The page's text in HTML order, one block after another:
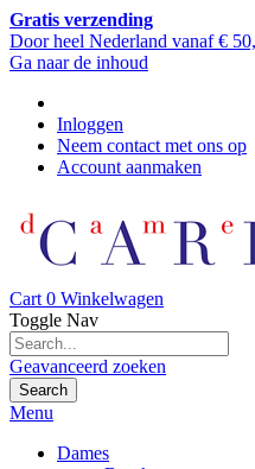
Gratis verzending
Door heel Nederland vanaf €
Ga naar de inhoud
Inloggen
Neem contact met ons op
Account aanmaken
Cart 0 Winkelwagen
Toggle Nav
Geavanceerd zoeken
Search
Menu
Dames